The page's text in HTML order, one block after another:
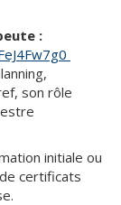
:
son rôle
initiale ou
certificats